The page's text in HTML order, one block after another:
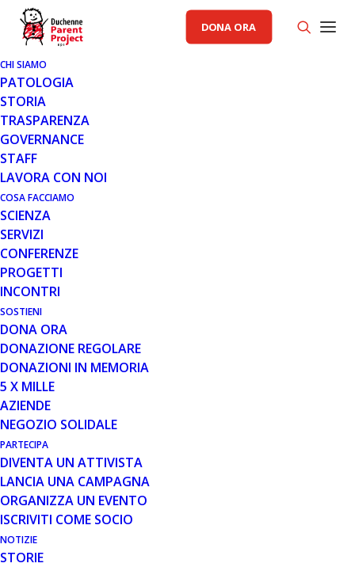
DONA ORA
CHI SIAMO
PATOLOGIA
STORIA
TRASPARENZA
GOVERNANCE
STAFF
LAVORA CON NOI
COSA FACCIAMO
SCIENZA
SERVIZI
CONFERENZE
PROGETTI
INCONTRI
SOSTIENI
DONA ORA
DONAZIONE REGOLARE
DONAZIONI IN MEMORIA
5 X MILLE
AZIENDE
NEGOZIO SOLIDALE
PARTECIPA
DIVENTA UN ATTIVISTA
LANCIA UNA CAMPAGNA
ORGANIZZA UN EVENTO
ISCRIVITI COME SOCIO
NOTIZIE
STORIE
INCONTRI,NOTIZIE,
1 APR 2025
WEBINAR "LA TERAPIA
CELLULARE PER LA DMD VERSO
EFFICACIA E SOSTENIBILITÀ
ECONOMICA"